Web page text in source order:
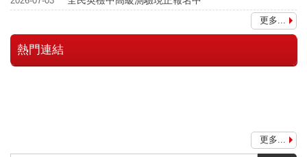
更多...
熱門連結
更多...